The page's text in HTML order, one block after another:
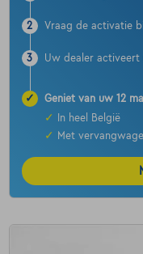
2 Vraag de activatie
3 Uw dealer activeert
✓
Geniet van uw 12
✓
In heel België
✓
Met